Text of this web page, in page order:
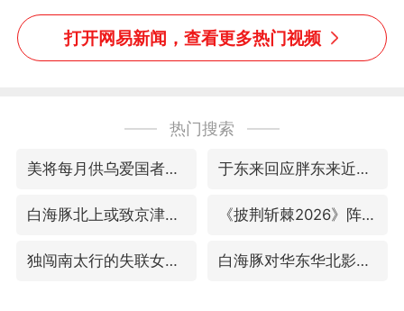
风口未延伸到外墙
些不一样
打开网易新闻，查看更多热门视频
热门搜索
美将每月供乌爱国者拦截导弹 于东来回应胖东来近25年老店年底关闭
白海豚北上或致京津冀暴雨 《披荆斩棘2026》阵容官宣
独闯南太行的失联女生最后轨迹已确认 白海豚对华东华北影响会大于巴威